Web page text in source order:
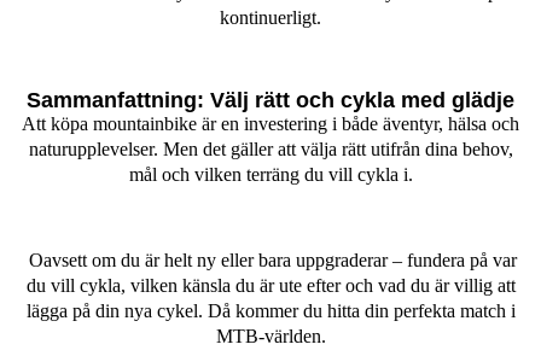
kontinuerligt.
Sammanfattning: Välj rätt och cykla med glädje
Att köpa mountainbike är en investering i både äventyr, hälsa och
naturupplevelser. Men det gäller att välja rätt utifrån dina behov,
mål och vilken terräng du vill cykla i.
Oavsett om du är helt ny eller bara uppgraderar – fundera på var
du vill cykla, vilken känsla du är ute efter och vad du är villig att
lägga på din nya cykel. Då kommer du hitta din perfekta match i
MTB-världen.